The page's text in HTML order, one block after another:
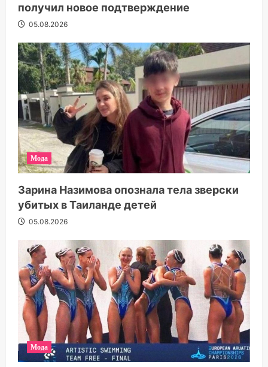
получил новое подтверждение
05.08.2026
Мода
Зарина Назимова опознала тела зверски
убитых в Таиланде детей
05.08.2026
Мода